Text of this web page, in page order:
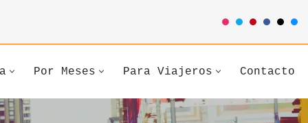
Por Meses Para Viajeros Contacto